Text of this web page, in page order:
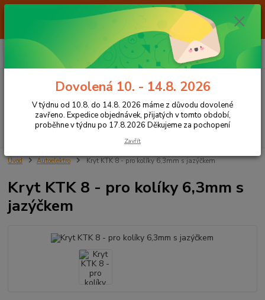
Od 7.8. do 14.8. 2026 máme z důvodu dovolené ZAVŘENO. Expedice
objednávek, přijatých v tomto období, proběhne v týdnu po 17.8.2026
Děkujeme za pochopení
CZK
Hledat
+420 605 283 713
za0,00 Kč
Úvod Autoelektro Kryt KTK 8 - pro kolíky 6,3mm s jazýčkem
Kryt KTK 8 - pro kolíky 6,3mm s
jazýčkem
Dovolená 10. - 14.8. 2026
V týdnu od 10.8. do 14.8. 2026 máme z důvodu dovolené
zavřeno. Expedice objednávek, přijatých v tomto období,
proběhne v týdnu po 17.8.2026 Děkujeme za pochopení
Zavřít